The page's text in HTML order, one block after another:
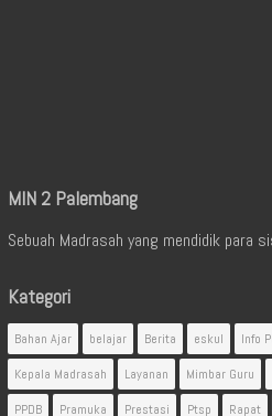
MIN 2 Palembang
Sebuah Madrasah yang mendidik para
Kategori
Bahan Ajar belajar Berita eskul Info
Kepala Madrasah
Layanan Mimbar Guru
PPDB
Pramuka Prestasi Ptsp Rapat